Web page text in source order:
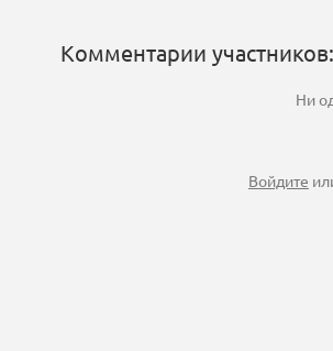
Комментарии участников:
Ни
Войдите